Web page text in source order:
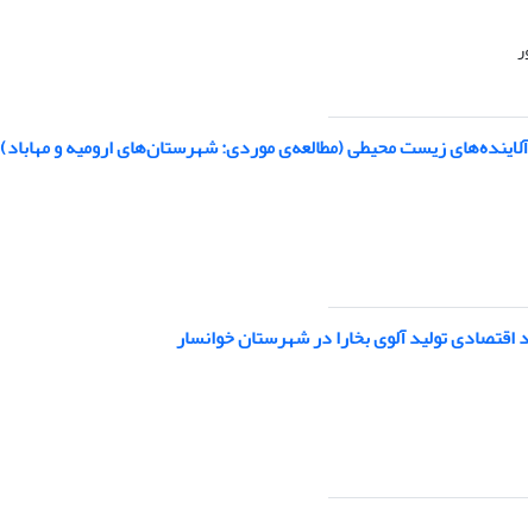
زیست محیطی (مطالعه‌ی موردی: شهرستان‌های ارومیه و مهاباد)
تولید آلوی بخارا در شهرستان خوانسار